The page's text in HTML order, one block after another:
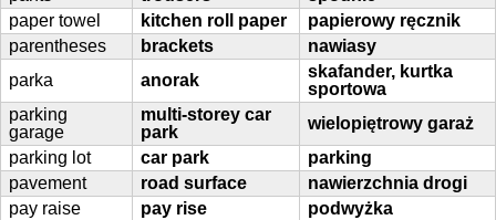
paper towel
kitchen roll paper
papierowy ręcznik
parentheses
brackets
nawiasy
parka
anorak
skafander, kurtka
sportowa
parking
garage
multi-storey car
park
wielopiętrowy garaż
parking lot
car park
parking
pavement
road surface
nawierzchnia drogi
pay raise
pay rise podwyżka